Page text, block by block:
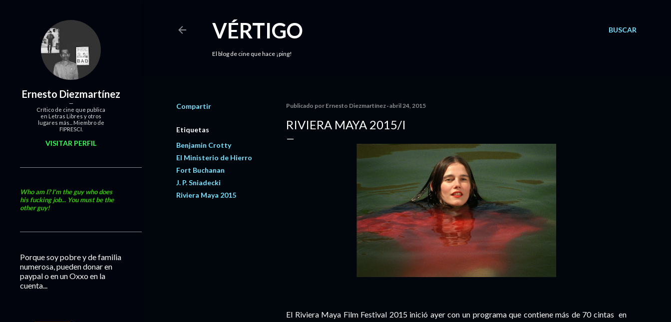
BUSCAR
VÉRTIGO
El blog de cine que hace ¡ping!
Compartir
Etiquetas
Benjamin Crotty
El Ministerio de Hierro
Fort Buchanan
J. P. Sniadecki
Riviera Maya 2015
Publicado por Ernesto Diezmartínez abril 24, 2015
RIVIERA MAYA 2015/I
El Riviera Maya Film Festival 2015 inició ayer con un programa que contiene más de 70 cintas en
Ernesto Diezmartínez
Crítico de cine que publica
en Letras Libres y otros
lugares más... Miembro de
FIPRESCI.
VISITAR PERFIL
Who am I? I'm the guy who does
his fucking job... You must be the
other guy!
Porque soy pobre y de familia
numerosa, pueden donar en
paypal o en un Oxxo en la
cuenta...